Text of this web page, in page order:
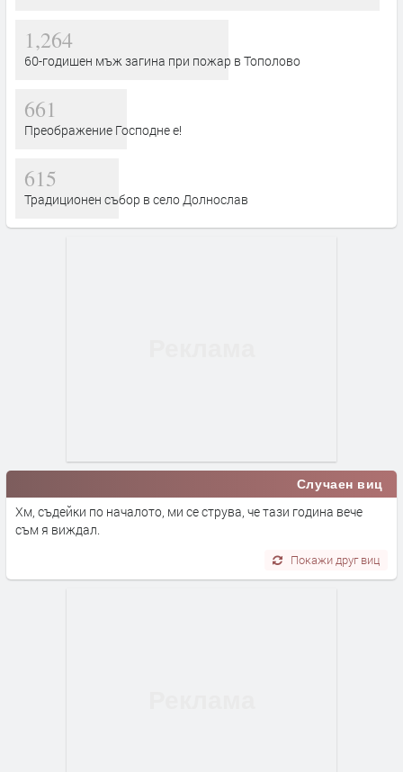
1,264
60-годишен мъж загина при пожар в Тополово
661
Преображение Господне е!
615
Традиционен събор в село Долнослав
Случаен виц
Хм, съдейки по началото, ми се струва, че тази година вече
съм я виждал.
Покажи друг виц